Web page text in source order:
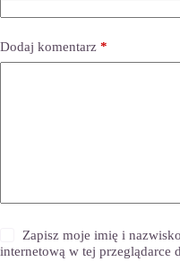
Dodaj komentarz *
Zapisz moje imię i
internetową w tej przeglądarce